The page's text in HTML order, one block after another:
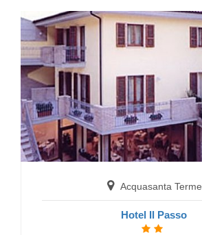
Acquasanta Terme
Hotel Il Passo